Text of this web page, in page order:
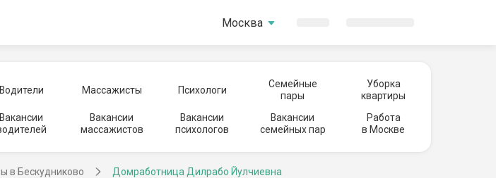
Москва
Водители Массажисты Психологи
Семейные
пары
Уборка
квартиры
Вакансии
Вакансии
массажистов
Вакансии
психологов
Вакансии
семейных пар
Работа
в Москве
в Бескудниково Домработница Дилрабо Йулчиевна